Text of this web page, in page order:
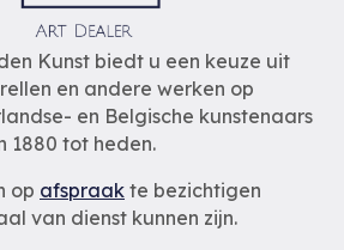
Kunst biedt u een keuze uit
en andere werken op
en Belgische kunstenaars
1880 tot heden.
op afspraak te bezichtigen
van dienst kunnen zijn.